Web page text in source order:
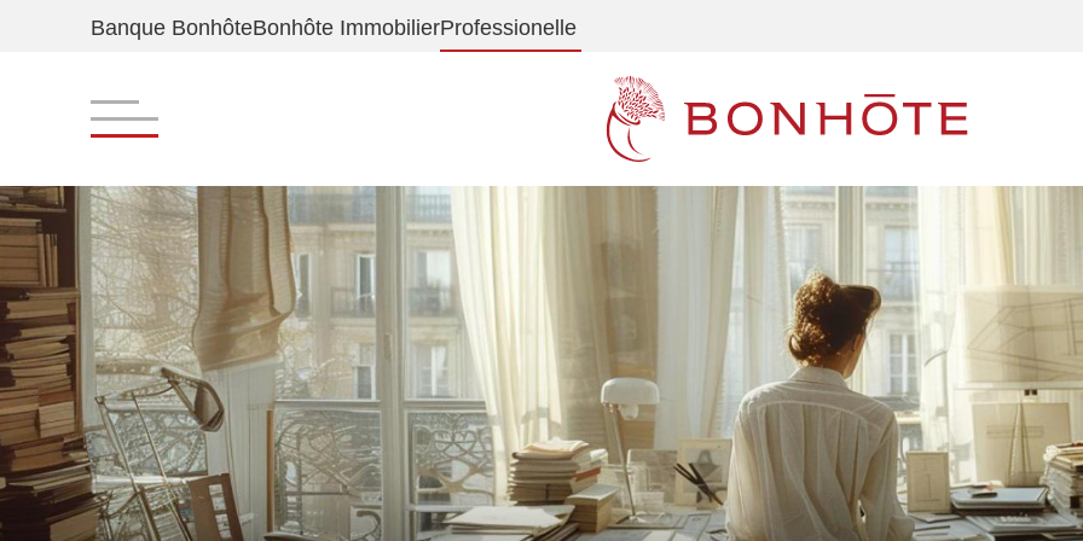
Banque BonhôteBonhôte ImmobilierProfessionelle
Navigation principale